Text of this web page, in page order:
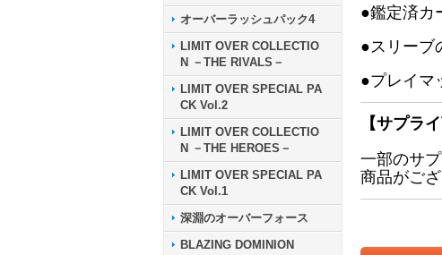
オーバーラッシュパック4
LIMIT OVER COLLECTIO
N －THE RIVALS－
LIMIT OVER SPECIAL PA
CK Vol.2
LIMIT OVER COLLECTIO
N －THE HEROES－
LIMIT OVER SPECIAL PA
CK Vol.1
深淵のオーバーフォース
BLAZING DOMINION
●鑑定済カ
●スリーブ
●プレイマ
【サプラ
一部のサ
商品がござ